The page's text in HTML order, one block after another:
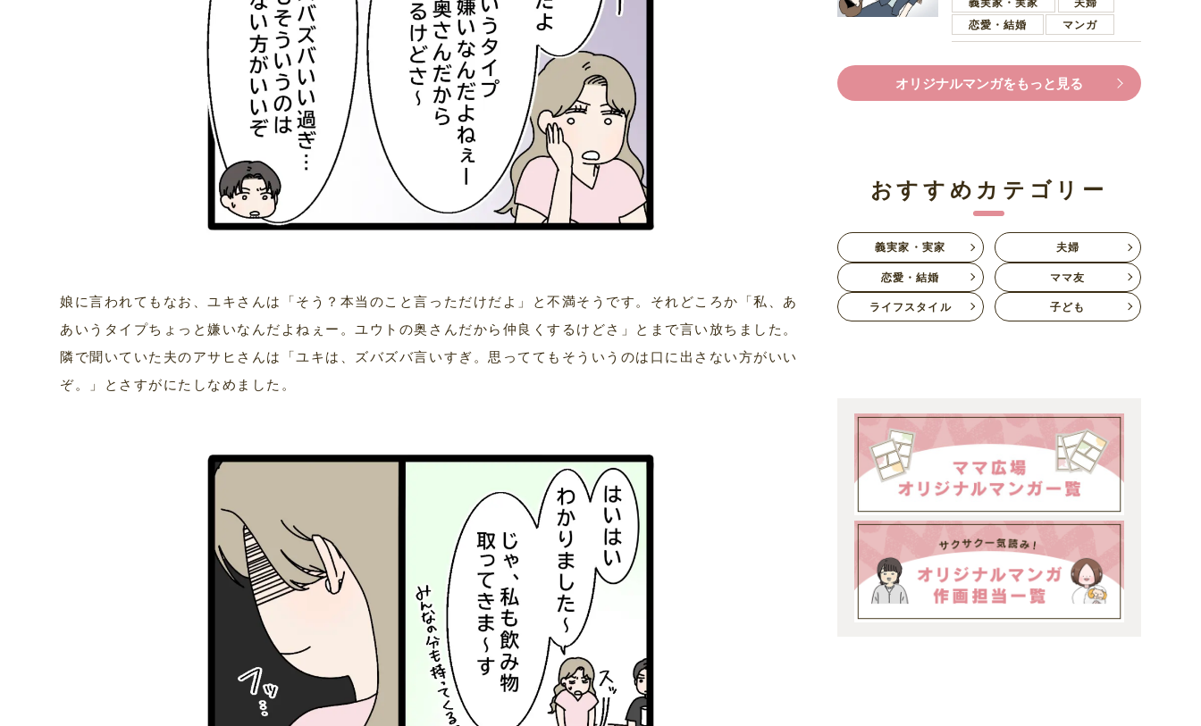
娘に言われてもなお、ユキさんは「そう？本当のこと言っただけだよ」と不満そうです。それどころか「私、あ
あいうタイプちょっと嫌いなんだよねぇー。ユウトの奥さんだから仲良くするけどさ」とまで言い放ちました。
隣で聞いていた夫のアサヒさんは「ユキは、ズバズバ言いすぎ。思っててもそういうのは口に出さない方がいい
ぞ。」とさすがにたしなめました。
恋愛・結婚
マンガ
オリジナルマンガをもっと見る
おすすめカテゴリー
義実家・実家
夫婦
恋愛・結婚
ママ友
ライフスタイル
子ども